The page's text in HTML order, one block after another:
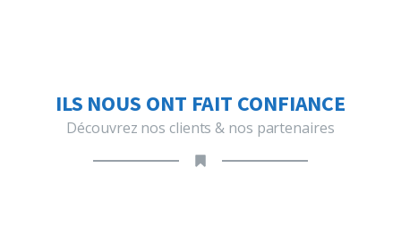
ILS NOUS ONT FAIT CONFIANCE
Découvrez nos clients & nos partenaires